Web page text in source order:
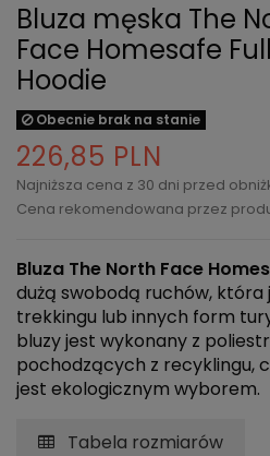
Bluza męska The
Face Homesafe
Hoodie
Obecnie brak na stanie
226,85 PLN
Najniższa cena z 30 dni przed
Cena rekomendowana przez
Bluza The North Face
dużą swobodą ruchów,
trekkingu lub innych form
bluzy jest wykonany z
pochodzących z recyklingu,
jest ekologicznym wyborem.
Tabela rozmiarów